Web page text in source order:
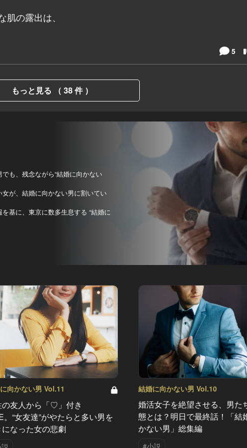
の露出は、
5
もっと見る （ 38 件 ）
も、残念ながら“結婚に向かない
が、結婚に向かない男に割いてい
基に、東京に数多生息する “結婚に
向かない男 Vol.11
の友人から「♡」付き
。“女友達”がやたらと多い男を
なった女の悲劇
結婚に向かない男 Vol.10
婚活女子を絶望させる、男た
態とは？明日で最終話！「結
かない男」総集編